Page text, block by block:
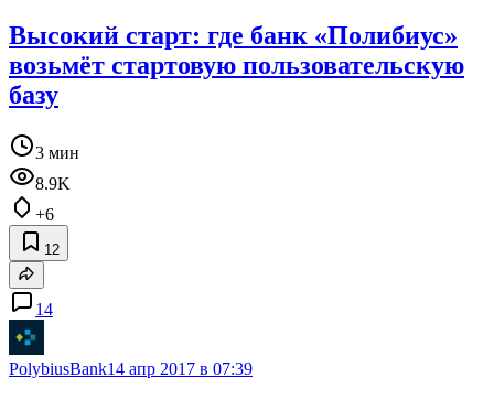
Высокий старт: где банк «Полибиус»
возьмёт стартовую пользовательскую
базу
3 мин
8.9K
+6
12
14
PolybiusBank14 апр 2017 в 07:39